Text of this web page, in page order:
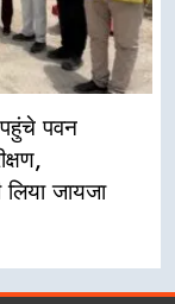
पेयजल कूलर